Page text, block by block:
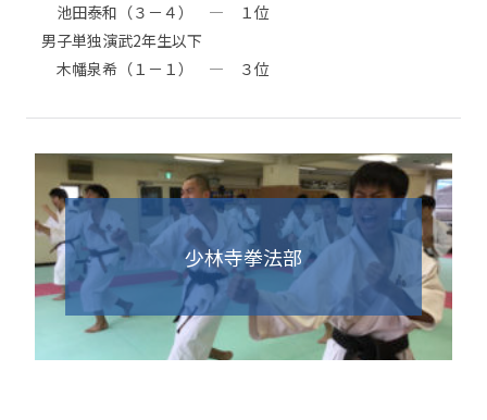
池田泰和（３－４） — １位
男子単独演武2年生以下
木幡泉希（１－１） — ３位
少林寺拳法部